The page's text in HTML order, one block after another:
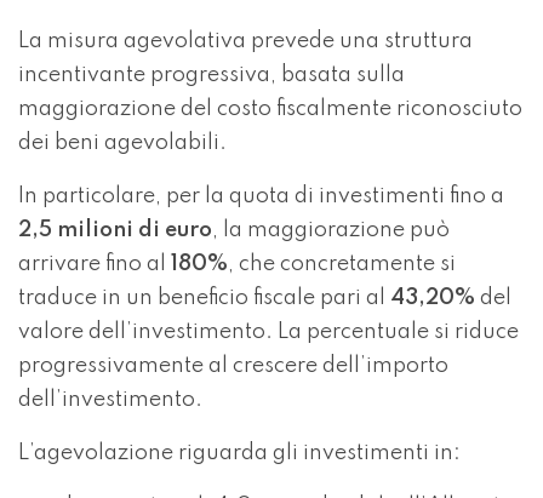
La misura agevolativa prevede una struttura
incentivante progressiva, basata sulla
maggiorazione del costo fiscalmente riconosciuto
dei beni agevolabili.
In particolare, per la quota di investimenti fino a
2,5 milioni di euro, la maggiorazione può
arrivare fino al
180%, che concretamente si
traduce in un beneficio fiscale pari al 43,20% del
valore dell’investimento. La percentuale si riduce
progressivamente al crescere dell’importo
dell’investimento.
L’agevolazione riguarda gli investimenti in: